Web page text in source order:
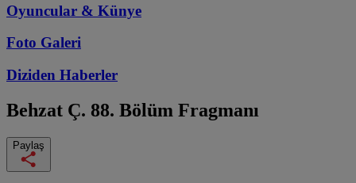
Oyuncular & Künye
Foto Galeri
Diziden Haberler
Behzat Ç. 88. Bölüm Fragmanı
Paylaş